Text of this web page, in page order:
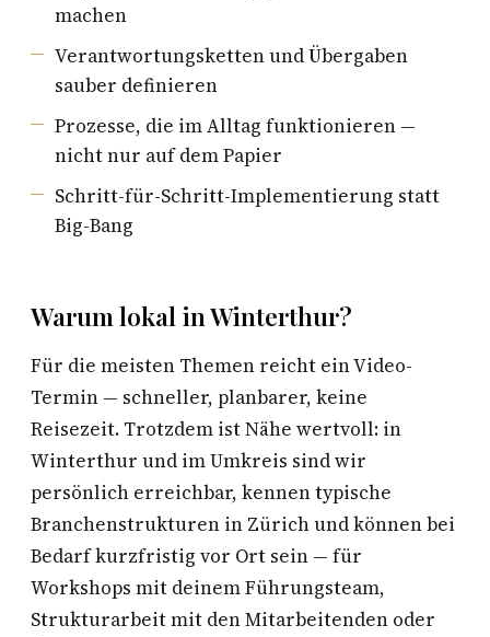
machen
Verantwortungsketten und Übergaben
sauber definieren
Prozesse, die im Alltag funktionieren —
nicht nur auf dem Papier
Schritt-für-Schritt-Implementierung statt
Big-Bang
Warum lokal in Winterthur?
Für die meisten Themen reicht ein Video-
Termin — schneller, planbarer, keine
Reisezeit. Trotzdem ist Nähe wertvoll: in
Winterthur und im Umkreis sind wir
persönlich erreichbar, kennen typische
Branchenstrukturen in Zürich und können bei
Bedarf kurzfristig vor Ort sein — für
Workshops mit deinem Führungsteam,
Strukturarbeit mit den Mitarbeitenden oder